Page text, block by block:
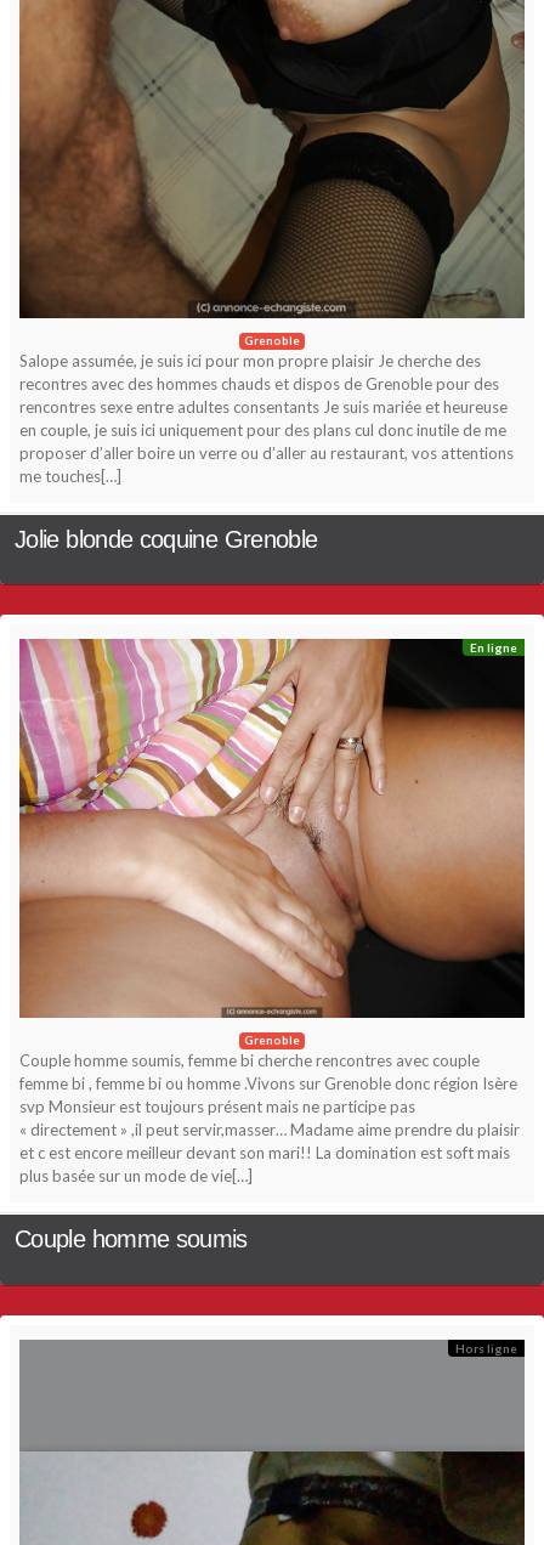
Grenoble
Salope assumée, je suis ici pour mon propre plaisir Je cherche des
recontres avec des hommes chauds et dispos de Grenoble pour des
rencontres sexe entre adultes consentants Je suis mariée et heureuse
en couple, je suis ici uniquement pour des plans cul donc inutile de me
proposer d’aller boire un verre ou d’aller au restaurant, vos attentions
me touches[…]
Jolie blonde coquine Grenoble
En ligne
Grenoble
Couple homme soumis, femme bi cherche rencontres avec couple
femme bi , femme bi ou homme .Vivons sur Grenoble donc région Isère
svp Monsieur est toujours présent mais ne participe pas
« directement » ,il peut servir,masser… Madame aime prendre du plaisir
et c est encore meilleur devant son mari!! La domination est soft mais
plus basée sur un mode de vie[…]
Couple homme soumis
Hors ligne